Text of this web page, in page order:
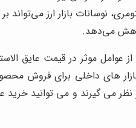
نوسانات بازار ارز می‌تواند
کاهش می‌دهد.
عوامل موثر در قیمت عایق
بازار های داخلی برای فروش
می گیرند و می توانید خرید